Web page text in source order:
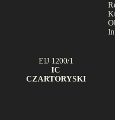
EIJ 1200/1
IC
CZARTORYSKI